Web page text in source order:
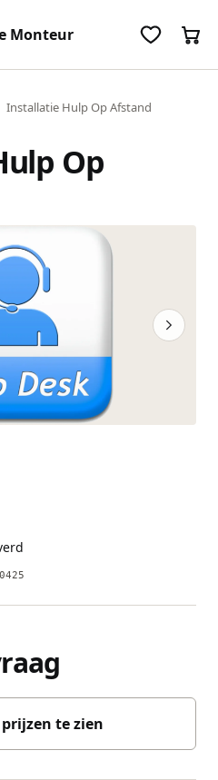
Monteur
Installatie Hulp Op Afstand
Op
te zien